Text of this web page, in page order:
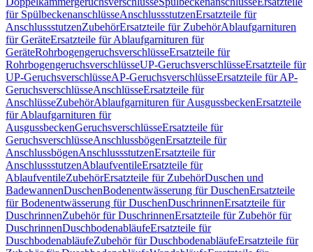
für SpülbeckenanschlüsseAnschlussstutzenErsatzteile für
AnschlussstutzenZubehörErsatzteile für ZubehörAblaufgarnituren
für GeräteErsatzteile für Ablaufgarnituren für
GeräteRohrbogengeruchsverschlüsseErsatzteile für
RohrbogengeruchsverschlüsseUP-GeruchsverschlüsseErsatzteile für
UP-GeruchsverschlüsseAP-GeruchsverschlüsseErsatzteile für AP-
GeruchsverschlüsseAnschlüsseErsatzteile für
AnschlüsseZubehörAblaufgarnituren für AusgussbeckenErsatzteile
für Ablaufgarnituren für
AusgussbeckenGeruchsverschlüsseErsatzteile für
GeruchsverschlüsseAnschlussbögenErsatzteile für
AnschlussbögenAnschlussstutzenErsatzteile für
AnschlussstutzenAblaufventileErsatzteile für
AblaufventileZubehörErsatzteile für ZubehörDuschen und
BadewannenDuschenBodenentwässerung für DuschenErsatzteile
für Bodenentwässerung für DuschenDuschrinnenErsatzteile für
DuschrinnenZubehör für DuschrinnenErsatzteile für Zubehör für
DuschrinnenDuschbodenabläufeErsatzteile für
DuschbodenabläufeZubehör für DuschbodenabläufeErsatzteile für